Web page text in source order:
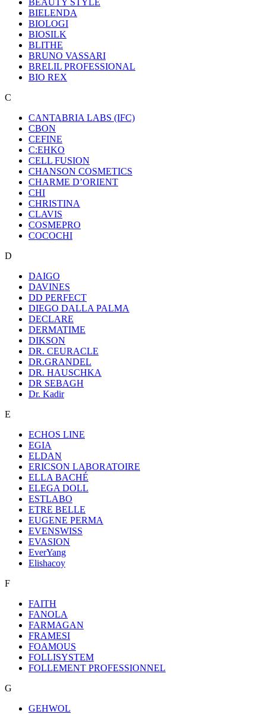
BIELENDA
BIOLOGI
BIOSILK
BLITHE
BRUNO VASSARI
BRELIL PROFESSIONAL
BIO REX
C
CANTABRIA LABS (IFC)
CBON
CEFINE
C:EHKO
CELL FUSION
CHANSON COSMETICS
CHARME D’ORIENT
CHI
CHRISTINA
CLAVIS
COSMEPRO
COCOCHI
D
DAIGO
DAVINES
DD PERFECT
DIEGO DALLA PALMA
DECLARE
DERMATIME
DIKSON
DR. CEURACLE
DR.GRANDEL
DR. HAUSCHKA
DR SEBAGH
Dr. Kadir
E
ECHOS LINE
EGIA
ELDAN
ERICSON LABORATOIRE
ELLA BACHÉ
ELEGA DOLL
ESTLABO
ETRE BELLE
EUGENE PERMA
EVENSWISS
EVASION
EverYang
Elishacoy
F
FAITH
FANOLA
FARMAGAN
FRAMESI
FOAMOUS
FOLLISYSTEM
FOLLEMENT PROFESSIONNEL
G
GEHWOL